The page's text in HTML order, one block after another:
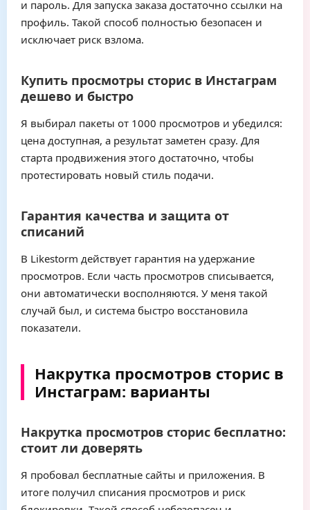
и пароль. Для запуска заказа достаточно ссылки на
профиль. Такой способ полностью безопасен и
исключает риск взлома.
Купить просмотры сторис в Инстаграм
дешево и быстро
Я выбирал пакеты от 1000 просмотров и убедился:
цена доступная, а результат заметен сразу. Для
старта продвижения этого достаточно, чтобы
протестировать новый стиль подачи.
Гарантия качества и защита от
списаний
В Likestorm действует гарантия на удержание
просмотров. Если часть просмотров списывается,
они автоматически восполняются. У меня такой
случай был, и система быстро восстановила
показатели.
Накрутка просмотров сторис в
Инстаграм: варианты
Накрутка просмотров сторис бесплатно:
стоит ли доверять
Я пробовал бесплатные сайты и приложения. В
итоге получил списания просмотров и риск